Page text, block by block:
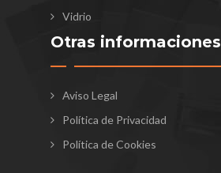
Vidrio
Otras informaciones
Aviso Legal
Política de Privacidad
Política de Cookies